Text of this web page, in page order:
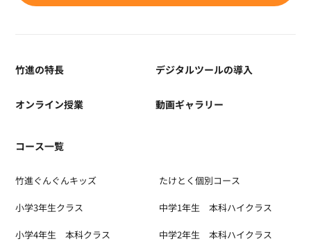
竹進の特長 デジタルツールの導入
オンライン授業 動画ギャラリー
コース一覧
竹進ぐんぐんキッズ
小学3年生クラス
小学4年生 本科クラス
たけとく個別コース
中学1年生 本科ハイクラス
中学2年生 本科ハイクラス